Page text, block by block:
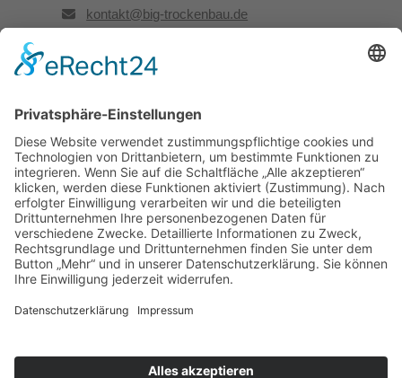
kontakt@big-trockenbau.de
Rechtliches
Kontakt
Impressum
Datenschutz